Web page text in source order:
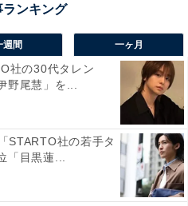
静岡県）といったコメント
週間 一ヶ月
社の30代タレン
野尾慧」を...
STARTO社の若手タ
「目黒蓮...